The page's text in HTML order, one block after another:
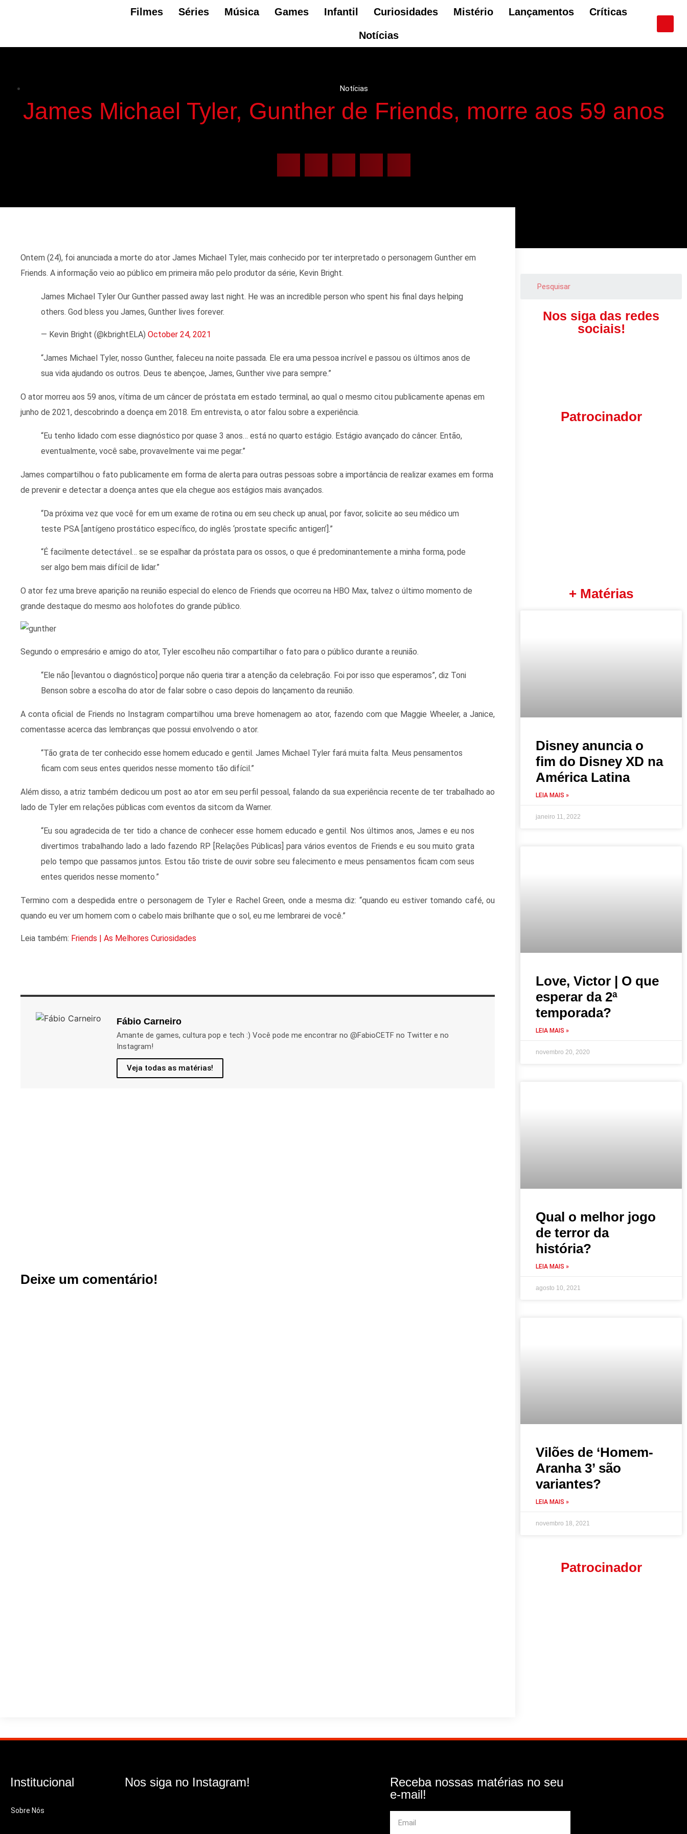
Filmes Séries Música Games Infantil Curiosidades Mistério Lançamentos Críticas
Notícias
Notícias
James Michael Tyler, Gunther de Friends, morre aos 59 anos
Ontem (24), foi anunciada a morte do ator James Michael Tyler, mais conhecido por ter interpretado o personagem Gunther em
Friends. A informação veio ao público em primeira mão pelo produtor da série, Kevin Bright.
James Michael Tyler Our Gunther passed away last night. He was an incredible person who spent his final days helping
others. God bless you James, Gunther lives forever.
— Kevin Bright (@kbrightELA) October 24, 2021
“James Michael Tyler, nosso Gunther, faleceu na noite passada. Ele era uma pessoa incrível e passou os últimos anos de
sua vida ajudando os outros. Deus te abençoe, James, Gunther vive para sempre.”
O ator morreu aos 59 anos, vítima de um câncer de próstata em estado terminal, ao qual o mesmo citou publicamente apenas em
junho de 2021, descobrindo a doença em 2018. Em entrevista, o ator falou sobre a experiência.
“Eu tenho lidado com esse diagnóstico por quase 3 anos… está no quarto estágio. Estágio avançado do câncer. Então,
eventualmente, você sabe, provavelmente vai me pegar.”
James compartilhou o fato publicamente em forma de alerta para outras pessoas sobre a importância de realizar exames em forma
de prevenir e detectar a doença antes que ela chegue aos estágios mais avançados.
“Da próxima vez que você for em um exame de rotina ou em seu check up anual, por favor, solicite ao seu médico um
teste PSA [antígeno prostático específico, do inglês ‘prostate specific antigen’].”
“É facilmente detectável… se se espalhar da próstata para os ossos, o que é predominantemente a minha forma, pode
ser algo bem mais difícil de lidar.”
O ator fez uma breve aparição na reunião especial do elenco de Friends que ocorreu na HBO Max, talvez o último momento de
grande destaque do mesmo aos holofotes do grande público.
Segundo o empresário e amigo do ator, Tyler escolheu não compartilhar o fato para o público durante a reunião.
“Ele não [levantou o diagnóstico] porque não queria tirar a atenção da celebração. Foi por isso que esperamos”, diz Toni
Benson sobre a escolha do ator de falar sobre o caso depois do lançamento da reunião.
A conta oficial de Friends no Instagram compartilhou uma breve homenagem ao ator, fazendo com que Maggie Wheeler, a Janice,
comentasse acerca das lembranças que possui envolvendo o ator.
“Tão grata de ter conhecido esse homem educado e gentil. James Michael Tyler fará muita falta. Meus pensamentos
ficam com seus entes queridos nesse momento tão difícil.”
Além disso, a atriz também dedicou um post ao ator em seu perfil pessoal, falando da sua experiência recente de ter trabalhado ao
lado de Tyler em relações públicas com eventos da sitcom da Warner.
“Eu sou agradecida de ter tido a chance de conhecer esse homem educado e gentil. Nos últimos anos, James e eu nos
divertimos trabalhando lado a lado fazendo RP [Relações Públicas] para vários eventos de Friends e eu sou muito grata
pelo tempo que passamos juntos. Estou tão triste de ouvir sobre seu falecimento e meus pensamentos ficam com seus
entes queridos nesse momento.”
Termino com a despedida entre o personagem de Tyler e Rachel Green, onde a mesma diz: “quando eu estiver tomando café, ou
quando eu ver um homem com o cabelo mais brilhante que o sol, eu me lembrarei de você.”
Leia também: Friends | As Melhores Curiosidades
Fábio Carneiro
Amante de games, cultura pop e tech :) Você pode me encontrar no @FabioCETF no Twitter e no
Instagram!
Veja todas as matérias!
Deixe um comentário!
Nos siga das redes
sociais!
Patrocinador
+ Matérias
Disney anuncia o
fim do Disney XD na
América Latina
LEIA MAIS »
janeiro 11, 2022
Love, Victor | O que
esperar da 2ª
temporada?
LEIA MAIS »
novembro 20, 2020
Qual o melhor jogo
de terror da
história?
LEIA MAIS »
agosto 10, 2021
Vilões de ‘Homem-
Aranha 3’ são
variantes?
LEIA MAIS »
novembro 18, 2021
Patrocinador
Institucional
Sobre Nós
Nos siga no Instagram!
Receba nossas matérias no seu
e-mail!